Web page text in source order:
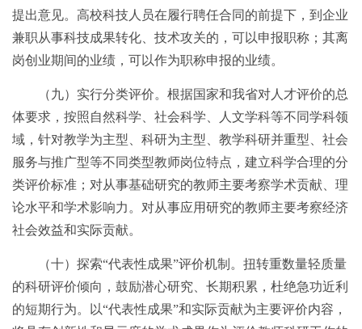
提出意见。高校科技人员在履行聘任合同的前提下，到企业
兼职从事科技成果转化、技术攻关的，可以申报职称；其离
岗创业期间的业绩，可以作为职称申报的业绩。
（九）实行分类评价。根据国家和我省对人才评价的总
体要求，按照自然科学、社会科学、人文学科等不同学科领
域，针对教学为主型、科研为主型、教学科研并重型、社会
服务与推广型等不同类型教师岗位特点，建立科学合理的分
类评价标准；对从事基础研究的教师主要考察学术贡献、理
论水平和学术影响力。对从事应用研究的教师主要考察经济
社会效益和实际贡献。
（十）探索“代表性成果”评价机制。扭转重数量轻质量
的科研评价倾向，鼓励潜心研究、长期积累，杜绝急功近利
的短期行为。以“代表性成果”和实际贡献为主要评价内容，